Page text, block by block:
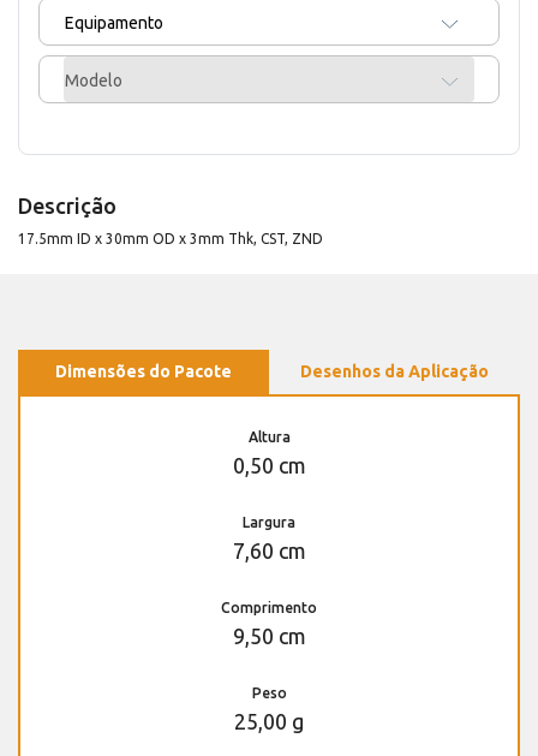
Equipamento
Modelo
Descrição
17.5mm ID x 30mm OD x 3mm Thk, CST, ZND
Dimensões do Pacote Desenhos da Aplicação
Altura
0,50 cm
Largura
7,60 cm
Comprimento
9,50 cm
Peso
25,00 g